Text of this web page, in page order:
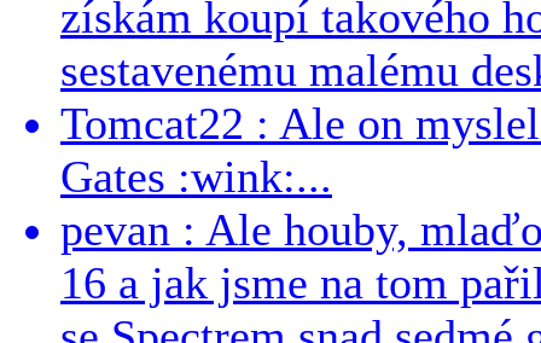
získám koupí takového
sestavenému malému
Tomcat22 : Ale on
Gates :wink:...
pevan : Ale houby,
16 a jak jsme na tom